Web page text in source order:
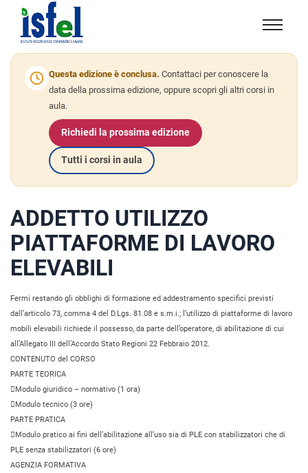
Isfel
Istituto
specialistico
formazione
Questa edizione è conclusa. Contattaci per conoscere la
data della prossima edizione, oppure scopri gli altri corsi in
aula.
Richiedi la prossima edizione
Tutti i corsi in aula
ADDETTO UTILIZZO
PIATTAFORME DI LAVORO
ELEVABILI
Fermi restando gli obblighi di formazione ed addestramento specifici previsti
dall’articolo 73, comma 4 del D.Lgs. 81.08 e s.m.i.; l’utilizzo di piattaforme di lavoro
mobili elevabili richiede il possesso, da parte dell’operatore, di abilitazione di cui
all’Allegato III dell’Accordo Stato Regioni 22 Febbraio 2012.
CONTENUTO del CORSO
PARTE TEORICA
Modulo giuridico – normativo (1 ora)
Modulo tecnico (3 ore)
PARTE PRATICA
Modulo pratico ai fini dell’abilitazione all’uso sia di PLE con stabilizzatori che di
PLE senza stabilizzatori (6 ore)
AGENZIA FORMATIVA